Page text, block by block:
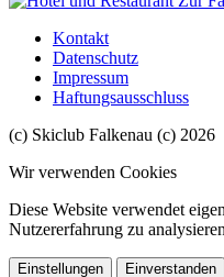
Kontakt
Datenschutz
Impressum
Haftungsausschluss
(c) Skiclub Falkenau (c) 2026
Wir verwenden Cookies
Diese Website verwendet
Nutzererfahrung zu
Einstellungen Einverstanden